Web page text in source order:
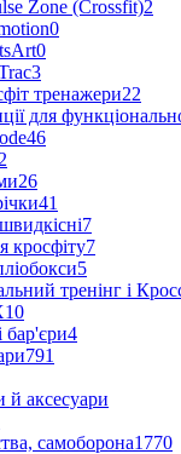
Zone (Crossfit)2
0
0
3
тренажери22
для
46
26
41
7
кросфіту7
5
тренінг і
10
бар'єри4
791
й аксесуари
самоборона1770